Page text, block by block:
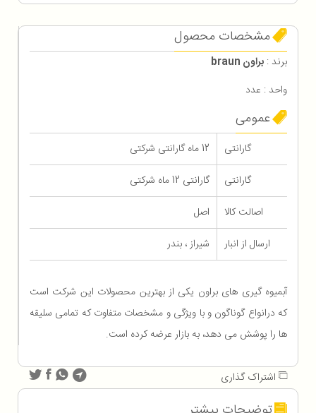
مشخصات محصول
برند : براون braun
واحد : عدد
عمومی
گارانتی
12 ماه گارانتی شرکتی
گارانتی
گارانتی 12 ماه شرکتی
اصالت کالا
اصل
ارسال از انبار
شیراز ، بندر
آبمیوه گیری های براون یکی از بهترین محصولات این شرکت است
که درانواع گوناگون و با ویژگی و مشخصات متفاوت که تمامی سلیقه
ها را پوشش می دهد، به بازار عرضه کرده است.
اشتراک گذاری